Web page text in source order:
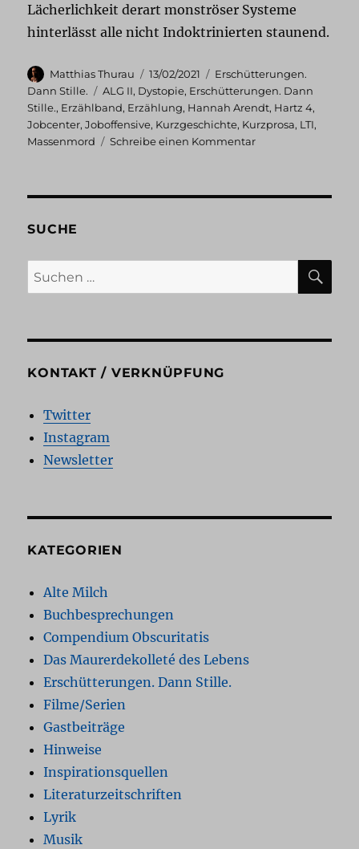
Lächerlichkeit derart monströser Systeme
hinterlässt alle nicht Indoktrinierten staunend.
Autor
Matthias Thurau
Veröffentlicht
am
13/02/2021 Kategorien
Erschütterungen.
Dann Stille.
Schlagwörter
ALG II, Dystopie, Erschütterungen. Dann
Stille., Erzählband, Erzählung, Hannah Arendt, Hartz 4,
Jobcenter,Joboffensive, Kurzgeschichte, Kurzprosa, LTI,
Massenmord
Schreibe einen Kommentarzu
SUCHE
Suchen
nach:
KONTAKT / VERKNÜPFUNG
Twitter
Instagram
Newsletter
KATEGORIEN
Alte Milch
Buchbesprechungen
Compendium Obscuritatis
Das Maurerdekolleté des Lebens
Erschütterungen. Dann Stille.
Filme/Serien
Gastbeiträge
Hinweise
Inspirationsquellen
Literaturzeitschriften
Lyrik
Musik